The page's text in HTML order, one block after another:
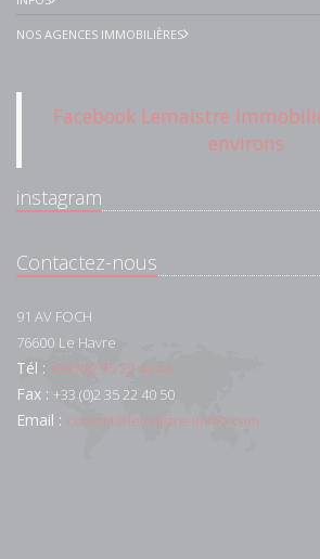
NOS AGENCES IMMOBILIÈRES
Facebook Lemaistre
environs
instagram
Contactez-nous
91 AV FOCH
76600 Le Havre
Tél : +33 (0)2 35 22 44 44
Fax : +33 (0)2 35 22 40 50
Email : contact@lemaistre-immo.com